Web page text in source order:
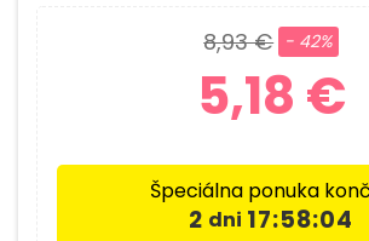
5,18 €
8,93 € - 42%
Špeciálna ponuka
2 dni 17:58:03